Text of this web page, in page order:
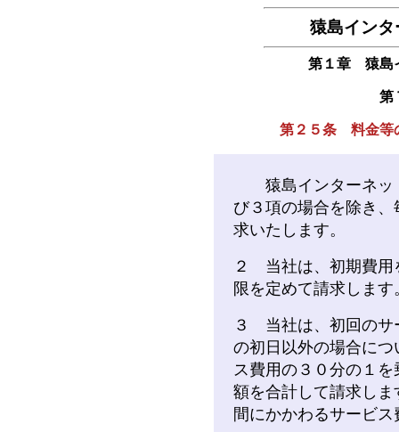
猿島イン
第１章 猿島
第
第２５条 料金等
猿島インターネッ
び３項の場合を除き
求いたします。
２ 当社は、初期費用
限を定めて請求します
３ 当社は、初回のサ
の初日以外の場合に
ス費用の３０分の１
額を合計して請求し
間にかかわるサービ